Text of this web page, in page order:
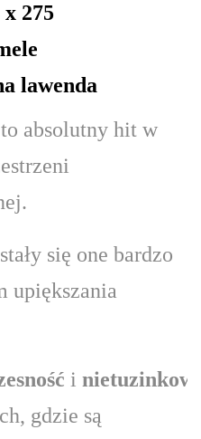
x 275
lawenda
absolutny hit w
się one bardzo
upiększania
i
gdzie są